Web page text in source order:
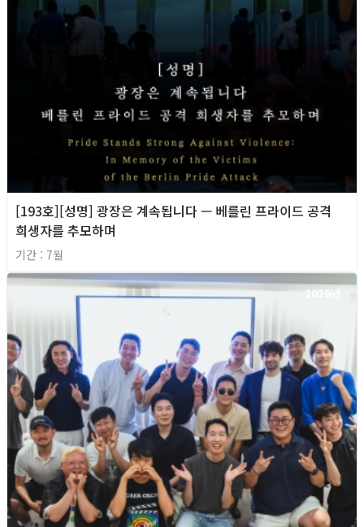
[193호][성명] 광장은 계속됩니다 — 베를린 프라이드 공격
희생자를 추모하며
기간 : 7월
2026년